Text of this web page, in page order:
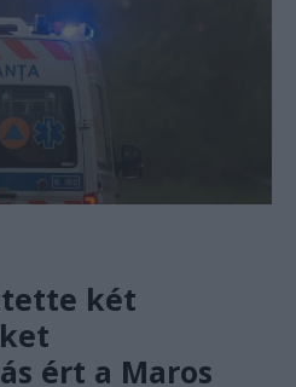
két
ért a Maros